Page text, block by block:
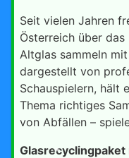
Seit vielen Jahren
Österreich über
Altglas sammeln
dargestellt von
Schauspielern, hält
Thema richtiges
von Abfällen –
Glasrecyclingpaket